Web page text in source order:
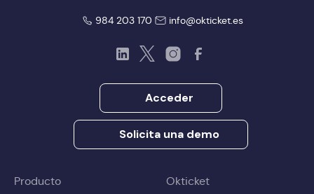
984 203 170 info@okticket.es
LinkedInTwitterInstagramFacebook
Acceder
Solicita una demo
Producto Okticket